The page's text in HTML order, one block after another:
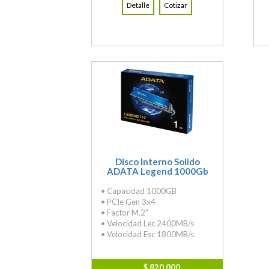
Detalle Cotizar
Disco Interno Solido
ADATA Legend 1000Gb
• Capacidad 1000GB
• PCIe Gen 3x4
• Factor M.2"
• Velocidad Lec 2400MB/s
• Velocidad Esc 1800MB/s